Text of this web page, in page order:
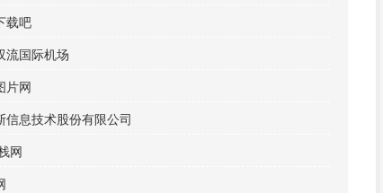
载吧
流国际机场
片网
信息技术股份有限公司
网